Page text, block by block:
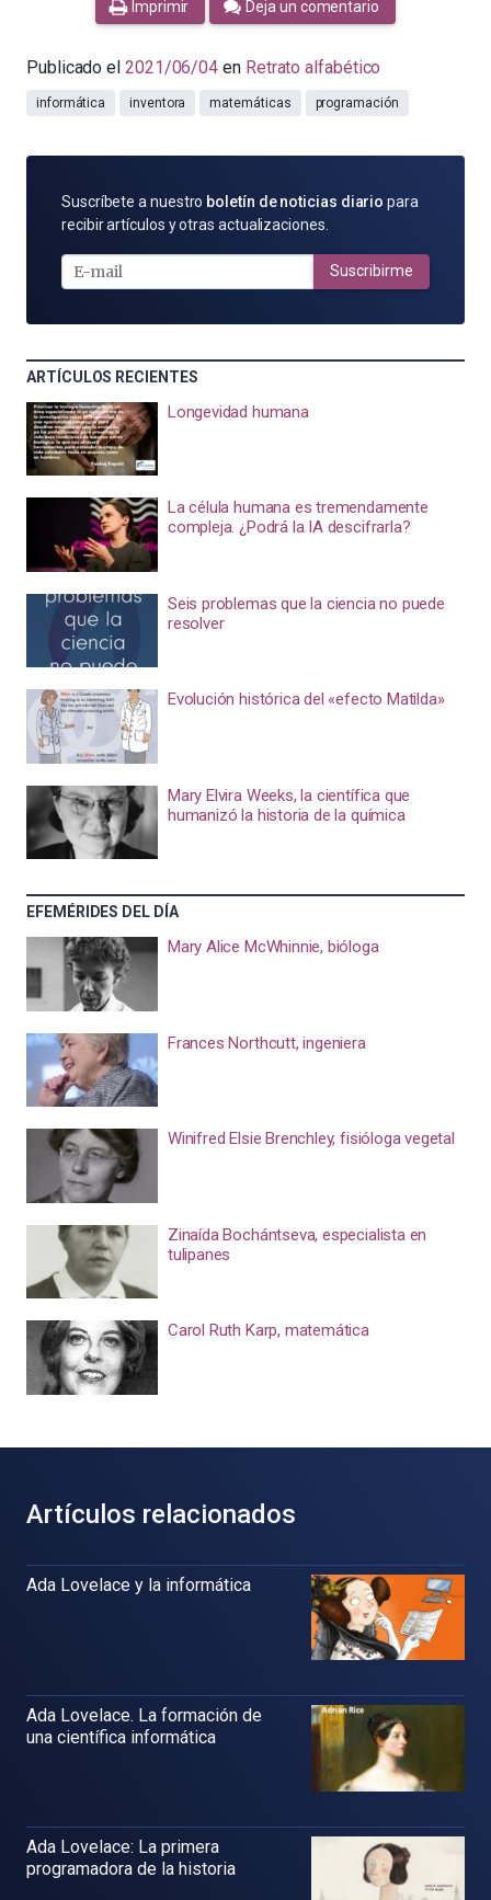
Imprimir Deja un comentario
Publicado el 2021/06/04 en Retrato alfabético
informática inventora matemáticas programación
SUSCRÍBETE
POR
MAIL
Suscríbete a nuestro boletín de noticias diario para
recibir artículos y otras actualizaciones.
Suscribirme
ARTÍCULOS RECIENTES
Longevidad humana
La célula humana es tremendamente
compleja. ¿Podrá la IA descifrarla?
Seis problemas que la ciencia no puede
resolver
Evolución histórica del «efecto Matilda»
Mary Elvira Weeks, la científica que
humanizó la historia de la química
EFEMÉRIDES DEL DÍA
Mary Alice McWhinnie, bióloga
Frances Northcutt, ingeniera
Winifred Elsie Brenchley, fisióloga vegetal
Zinaída Bochántseva, especialista en
tulipanes
Carol Ruth Karp, matemática
Artículos relacionados
Ada Lovelace y la informática
Ada Lovelace. La formación de
una científica informática
Ada Lovelace: La primera
programadora de la historia